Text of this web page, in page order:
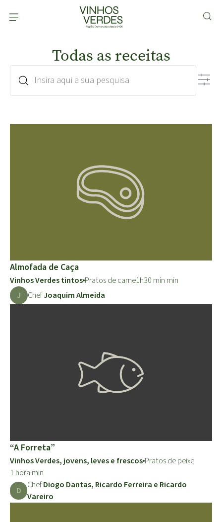
Todas as receitas
Almofada de Caça
Vinhos Verdes tintos Pratos de carne1h30 min min
J
ChefJoaquim Almeida
“A Forreta”
Vinhos Verdes, jovens, leves e frescos Pratos de peixe
1 hora min
D
ChefDiogo Dantas, Ricardo Ferreira e Ricardo
Vareiro